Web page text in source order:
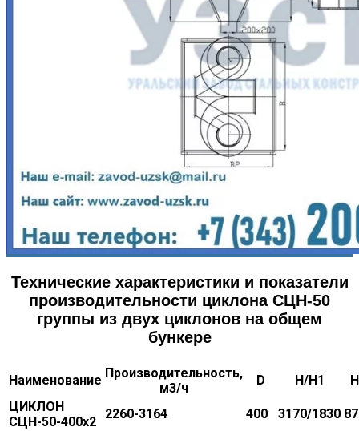
Технические характеристики и показатели
производительности циклона СЦН-50
группы из двух циклонов на общем
бункере
Наименование Производительность,
м3/ч
D H/H1
ЦИКЛОН
СЦН-50-400х2
2260-3164 400 3170/1830